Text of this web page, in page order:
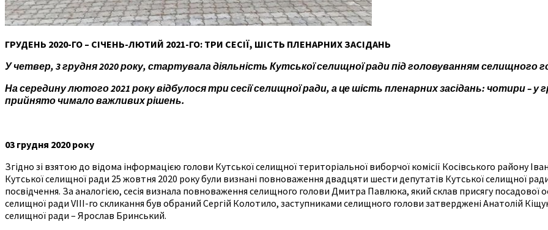
ГРУДЕНЬ 2020-ГО – СІЧЕНЬ-ЛЮТИЙ 2021-ГО: ТРИ СЕСІЇ, ШІСТЬ ПЛЕНАРНИХ ЗАСІДАНЬ
У четвер, 3 грудня 2020 року, стартувала діяльність Кутської селищної ради під головуванням селищного
На середину лютого 2021 року відбулося три сесії селищної ради, а це шість пленарних засідань: чотири – у
прийнято чимало важливих рішень.
03 грудня 2020 року
Згідно зі взятою до відома інформацією голови Кутської селищної територіальної виборчої комісії Косівського району
Кутської селищної ради 25 жовтня 2020 року були визнані повноваження двадцяти шести депутатів Кутської селищної
посвідчення. За аналогією, сесія визнала повноваження селищного голови Дмитра Павлюка, який склав присягу посадової
селищної ради VIII-го скликання був обраний Сергій Колотило, заступниками селищного голови затверджені Анатолій
селищної ради – Ярослав Бринський.